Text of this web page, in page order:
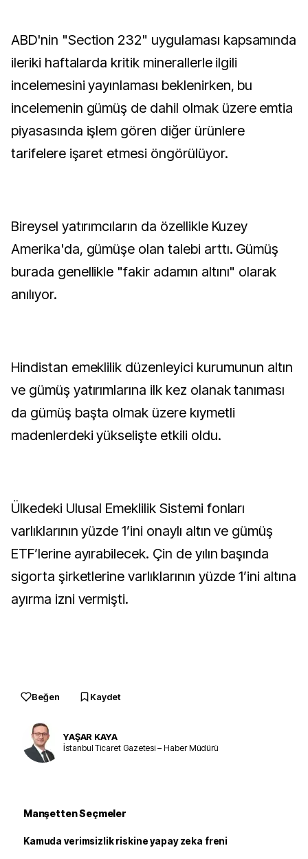
ABD'nin "Section 232" uygulaması kapsamında
ileriki haftalarda kritik minerallerle ilgili
incelemesini yayınlaması beklenirken, bu
incelemenin gümüş de dahil olmak üzere emtia
piyasasında işlem gören diğer ürünlere
tarifelere işaret etmesi öngörülüyor.
Bireysel yatırımcıların da özellikle Kuzey
Amerika'da, gümüşe olan talebi arttı. Gümüş
burada genellikle "fakir adamın altını" olarak
anılıyor.
Hindistan emeklilik düzenleyici kurumunun altın
ve gümüş yatırımlarına ilk kez olanak tanıması
da gümüş başta olmak üzere kıymetli
madenlerdeki yükselişte etkili oldu.
Ülkedeki Ulusal Emeklilik Sistemi fonları
varlıklarının yüzde 1’ini onaylı altın ve gümüş
ETF’lerine ayırabilecek. Çin de yılın başında
sigorta şirketlerine varlıklarının yüzde 1’ini altına
ayırma izni vermişti.
Beğen Kaydet
YAŞAR KAYA
İstanbul Ticaret Gazetesi – Haber Müdürü
Manşetten Seçmeler
Kamuda verimsizlik riskine yapay zeka freni